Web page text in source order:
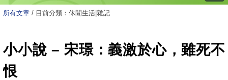
所有文章 / 目前分類：休閒生活|雜記
小小說 – 宋璟：義激於心，雖死不
恨